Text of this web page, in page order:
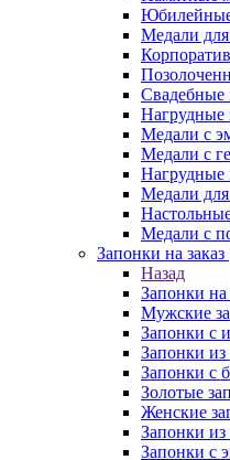
Юбилейные
Медали
Свадебные
Нагрудные
Медали с
Медали с
Нагрудные
Медали
Медали с
Запонки на заказ
Назад
Запонки на
Мужские
Запонки с
Запонки из
Запонки с
Золотые
Женские
Запонки
Запонки с